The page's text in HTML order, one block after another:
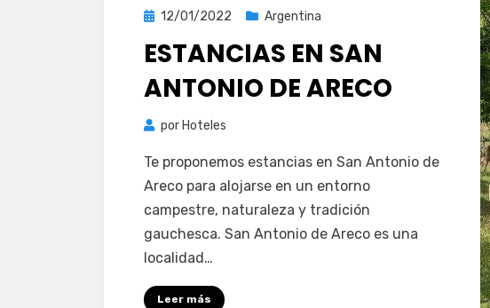
Publicada
12/01/2022 Argentina
ESTANCIAS EN SAN
ANTONIO DE ARECO
por Hoteles
Te proponemos estancias en San Antonio de
Areco para alojarse en un entorno
campestre, naturaleza y tradición
gauchesca. San Antonio de Areco es una
localidad…
Leer más